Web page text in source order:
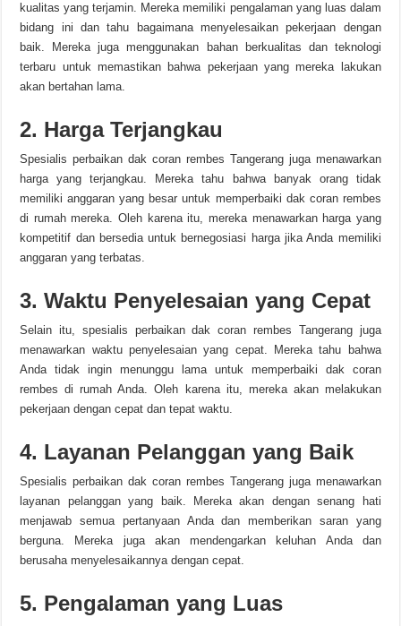
kualitas yang terjamin. Mereka memiliki pengalaman yang luas dalam
bidang ini dan tahu bagaimana menyelesaikan pekerjaan dengan
baik. Mereka juga menggunakan bahan berkualitas dan teknologi
terbaru untuk memastikan bahwa pekerjaan yang mereka lakukan
akan bertahan lama.
2. Harga Terjangkau
Spesialis perbaikan dak coran rembes Tangerang juga menawarkan
harga yang terjangkau. Mereka tahu bahwa banyak orang tidak
memiliki anggaran yang besar untuk memperbaiki dak coran rembes
di rumah mereka. Oleh karena itu, mereka menawarkan harga yang
kompetitif dan bersedia untuk bernegosiasi harga jika Anda memiliki
anggaran yang terbatas.
3. Waktu Penyelesaian yang Cepat
Selain itu, spesialis perbaikan dak coran rembes Tangerang juga
menawarkan waktu penyelesaian yang cepat. Mereka tahu bahwa
Anda tidak ingin menunggu lama untuk memperbaiki dak coran
rembes di rumah Anda. Oleh karena itu, mereka akan melakukan
pekerjaan dengan cepat dan tepat waktu.
4. Layanan Pelanggan yang Baik
Spesialis perbaikan dak coran rembes Tangerang juga menawarkan
layanan pelanggan yang baik. Mereka akan dengan senang hati
menjawab semua pertanyaan Anda dan memberikan saran yang
berguna. Mereka juga akan mendengarkan keluhan Anda dan
berusaha menyelesaikannya dengan cepat.
5. Pengalaman yang Luas